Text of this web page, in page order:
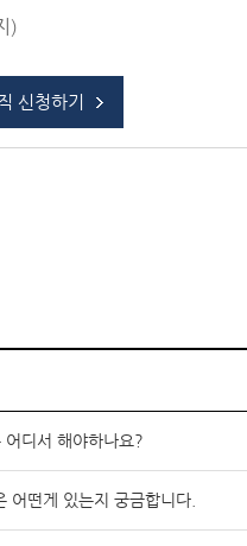
)
신청하기
디서 해야하나요?
어떤게 있는지 궁금합니다.